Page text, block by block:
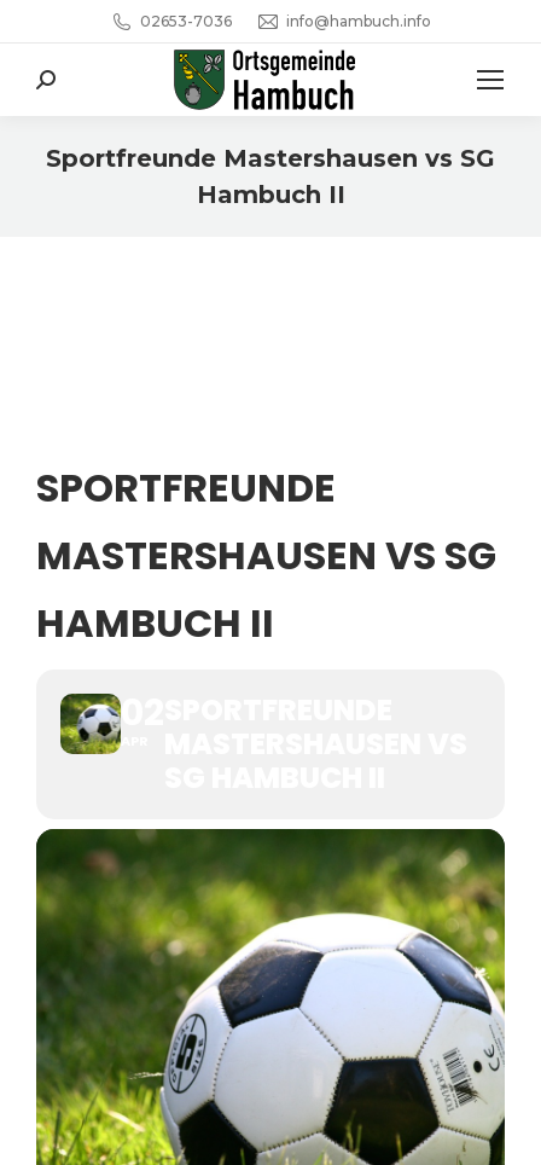
02653-7036 info@hambuch.info
Search:
Sportfreunde Mastershausen vs SG
Hambuch II
SPORTFREUNDE
MASTERSHAUSEN VS SG
HAMBUCH II